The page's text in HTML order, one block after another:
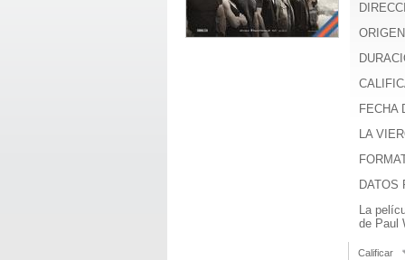
FECHA
LA
DATOS
La
de Paul
Calificar